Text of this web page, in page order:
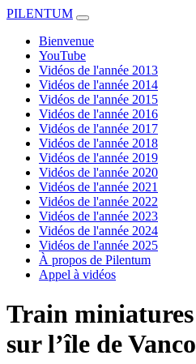
PILENTUM
Bienvenue
YouTube
Vidéos de l'année 2013
Vidéos de l'année 2014
Vidéos de l'année 2015
Vidéos de l'année 2016
Vidéos de l'année 2017
Vidéos de l'année 2018
Vidéos de l'année 2019
Vidéos de l'année 2020
Vidéos de l'année 2021
Vidéos de l'année 2022
Vidéos de l'année 2023
Vidéos de l'année 2024
Vidéos de l'année 2025
À propos de Pilentum
Appel à vidéos
Train miniatures
sur l’île de